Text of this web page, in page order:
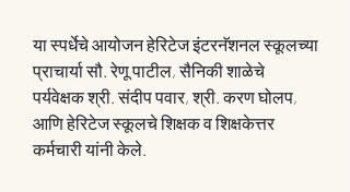
या स्पर्धेचे आयोजन हेरिटेज इंटरनॅशनल स्कूलच्या
प्राचार्या सौ. रेणू पाटील, सैनिकी शाळेचे
पर्यवेक्षक श्री. संदीप पवार, श्री. करण घोलप,
आणि हेरिटेज स्कूलचे शिक्षक व शिक्षकेत्तर
कर्मचारी यांनी केले.